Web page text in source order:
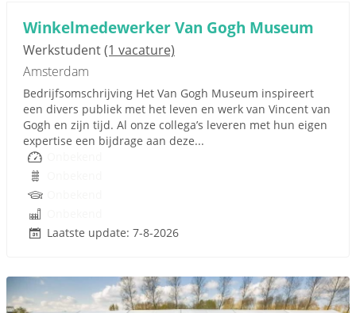
Winkelmedewerker Van Gogh Museum
Werkstudent(1 vacature)
Amsterdam
Bedrijfsomschrijving Het Van Gogh Museum inspireert
een divers publiek met het leven en werk van Vincent van
Gogh en zijn tijd. Al onze collega’s leveren met hun eigen
expertise een bijdrage aan deze...
Laatste update: 7-8-2026